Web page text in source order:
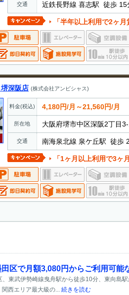
交通 近鉄長野線 喜志駅 徒歩 15
「半年以上利用で2ヶ
深阪店 (株式会社アンビシャス)
料金(税込) 4,180円/月～21,560円/月
所在地 大阪府堺市中区深阪2丁目
交通 南海泉北線 泉ケ丘駅 徒歩
「1ヶ月以上利用で3ヶ
田区で月額3,080円からご利用可能
、東武伊勢崎線曳舟駅から徒歩10分、東向島
西エリア最大級の... 続きを読む